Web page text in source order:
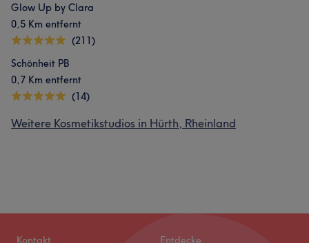
Glow Up by Clara
0,5 Km entfernt
(211)
Schönheit PB
0,7 Km entfernt
(14)
Weitere Kosmetikstudios in Hürth, Rheinland
Kontakt Entdecke